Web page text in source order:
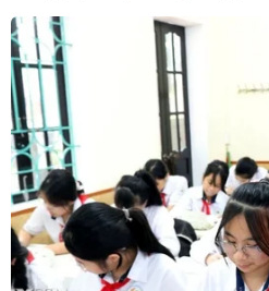
(Ảnh: AFP/
Các chỉ số chính trên thị
châu Á đi ngược chiều
20/4, trong đó chứng
mở cửa giảm nhẹ trong